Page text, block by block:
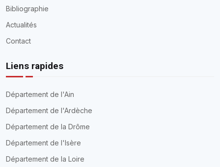
Bibliographie
Actualités
Contact
Liens rapides
Département de l'Ain
Département de l'Ardèche
Département de la Drôme
Département de l'Isère
Département de la Loire